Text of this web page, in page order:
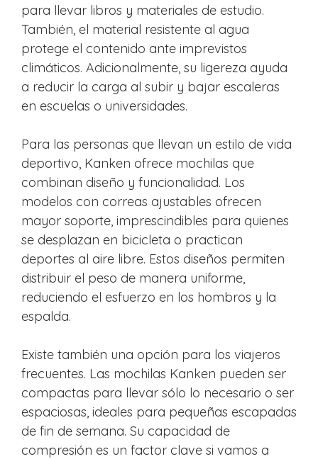
para llevar libros y materiales de estudio.
También, el material resistente al agua
protege el contenido ante imprevistos
climáticos. Adicionalmente, su ligereza ayuda
a reducir la carga al subir y bajar escaleras
en escuelas o universidades.
Para las personas que llevan un estilo de vida
deportivo, Kanken ofrece mochilas que
combinan diseño y funcionalidad. Los
modelos con correas ajustables ofrecen
mayor soporte, imprescindibles para quienes
se desplazan en bicicleta o practican
deportes al aire libre. Estos diseños permiten
distribuir el peso de manera uniforme,
reduciendo el esfuerzo en los hombros y la
espalda.
Existe también una opción para los viajeros
frecuentes. Las mochilas Kanken pueden ser
compactas para llevar sólo lo necesario o ser
espaciosas, ideales para pequeñas escapadas
de fin de semana. Su capacidad de
compresión es un factor clave si vamos a